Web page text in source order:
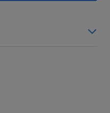
定義し、CDPと連携
まで幅広く関与して
などの先進技術を
に直結する価値創出
経験(データエンジニア
機械学習、自然言語処
したソリュー